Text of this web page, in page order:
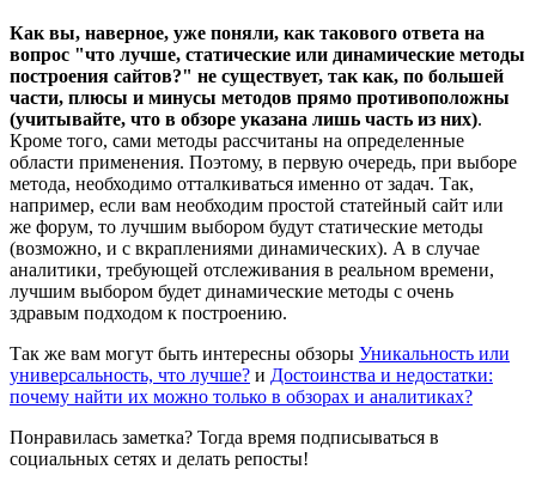
Как вы, наверное, уже поняли, как такового ответа на
вопрос "что лучше, статические или динамические методы
построения сайтов?" не существует, так как, по большей
части, плюсы и минусы методов прямо противоположны
(учитывайте, что в обзоре указана лишь часть из них).
Кроме того, сами методы рассчитаны на определенные
области применения. Поэтому, в первую очередь, при выборе
метода, необходимо отталкиваться именно от задач. Так,
например, если вам необходим простой статейный сайт или
же форум, то лучшим выбором будут статические методы
(возможно, и с вкраплениями динамических). А в случае
аналитики, требующей отслеживания в реальном времени,
лучшим выбором будет динамические методы с очень
здравым подходом к построению.
Так же вам могут быть интересны обзоры Уникальность или
универсальность, что лучше? и Достоинства и недостатки:
почему найти их можно только в обзорах и аналитиках?
Понравилась заметка? Тогда время подписываться в
социальных сетях и делать репосты!